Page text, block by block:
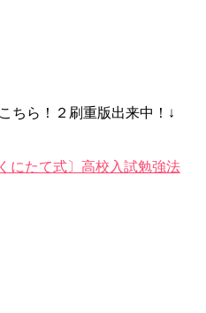
ちら！２刷重版出来中！↓
にたて式〕高校入試勉強法